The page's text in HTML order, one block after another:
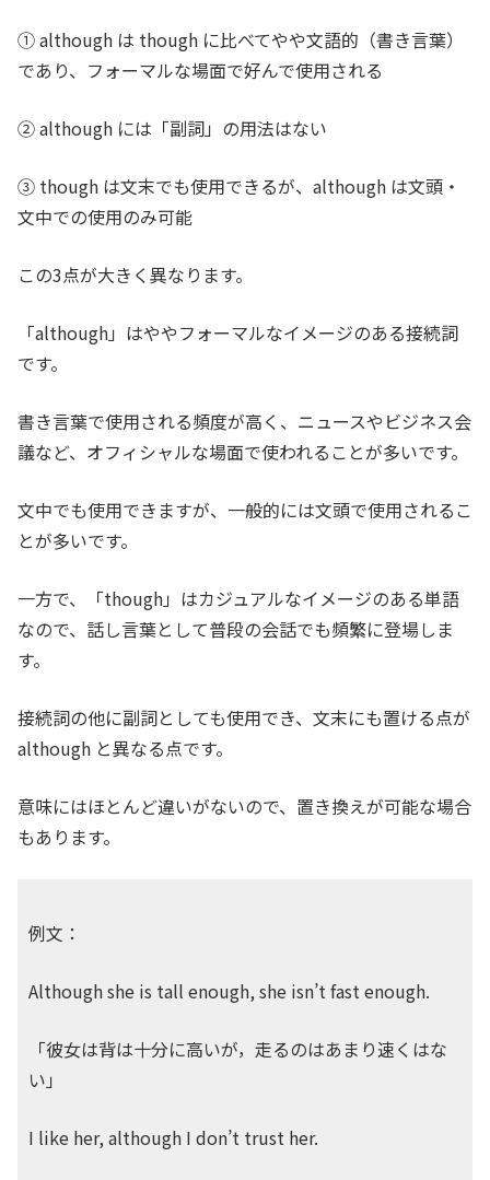
① although は though に比べてやや文語的（書き言葉）
であり、フォーマルな場面で好んで使用される
② although には「副詞」の用法はない
③ though は文末でも使用できるが、although は文頭・
文中での使用のみ可能
この3点が大きく異なります。
「although」はややフォーマルなイメージのある接続詞
です。
書き言葉で使用される頻度が高く、ニュースやビジネス会
議など、オフィシャルな場面で使われることが多いです。
文中でも使用できますが、一般的には文頭で使用されるこ
とが多いです。
一方で、「though」はカジュアルなイメージのある単語
なので、話し言葉として普段の会話でも頻繁に登場しま
す。
接続詞の他に副詞としても使用でき、文末にも置ける点が
although と異なる点です。
意味にはほとんど違いがないので、置き換えが可能な場合
もあります。
例文：
Although she is tall enough, she isn’t fast enough.
「彼女は背は十分に高いが，走るのはあまり速くはな
い」
I like her, although I don’t trust her.